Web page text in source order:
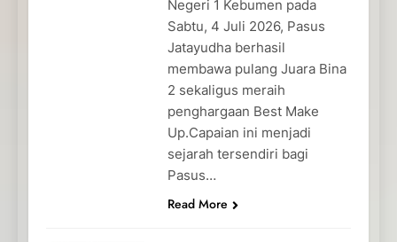
Negeri 1 Kebumen pada
Sabtu, 4 Juli 2026, Pasus
Jatayudha berhasil
membawa pulang Juara Bina
2 sekaligus meraih
penghargaan Best Make
Up.Capaian ini menjadi
sejarah tersendiri bagi
Pasus…
Read More